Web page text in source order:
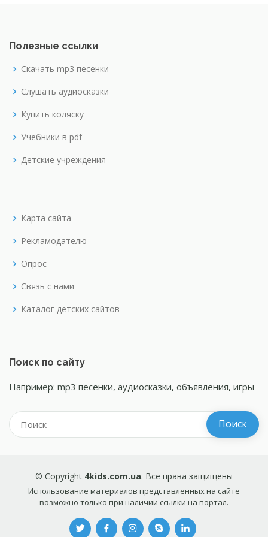
Полезные ссылки
Скачать mp3 песенки
Слушать аудиосказки
Купить коляску
Учебники в pdf
Детские учреждения
Карта сайта
Рекламодателю
Опрос
Связь с нами
Каталог детских сайтов
Поиск по сайту
Например: mp3 песенки, аудиосказки, объявления, игры
© Copyright 4kids.com.ua. Все права защищены
Использование материалов представленных на сайте
возможно только при наличии ссылки на портал.